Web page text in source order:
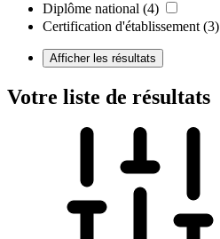
Diplôme national (4)
Certification d'établissement (3)
Afficher les résultats
Votre liste de résultats